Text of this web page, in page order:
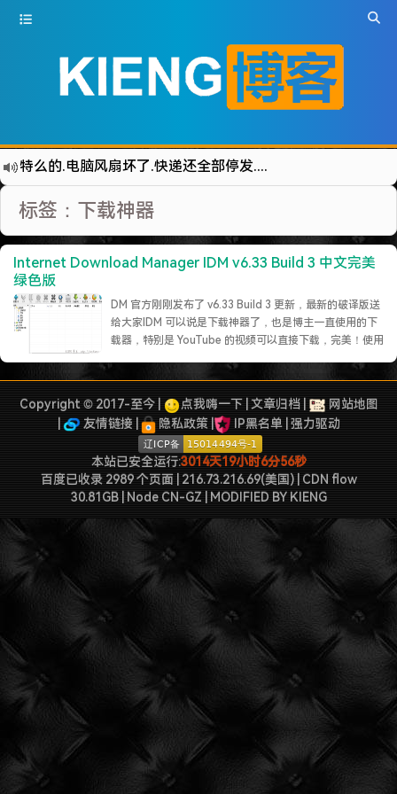
特么的.电脑风扇坏了.快递还全部停发.太难了...求求了.疫情赶紧走吧.
更新到WordPress5.6啦
有点伤心了,今年净遇到王某海这种人.
难啊难...
七牛的JS SDK 的文档真坑啊.
蓝奏云分享部分地区无法访问需手动修改www.lanzous.com变为:www.lanzoux.com
遇见一个沙雕汽车人.
2022-09-04被罚款200元记6分.
标签：下载神器
Internet Download Manager IDM v6.33 Build 3 中文完美
绿色版
DM 官方刚刚发布了 v6.33 Build 3 更新，最新的破译版送
给大家IDM 可以说是下载神器了，也是博主一直使用的下
载器，特别是 YouTube 的视频可以直接下载，完美！使用
阅读 »
Copyright © 2017-至今 | 点我嗨一下| 文章归档|
网站地图
友情链接 隐私政策| IP黑名单 强力驱动
本站已安全运行:3014天19小时6分56秒
百度已收录 2989 个页面 | 216.73.216.69(美国) | CDN flow
30.81GB | Node CN-GZ | MODIFIED BY KIENG